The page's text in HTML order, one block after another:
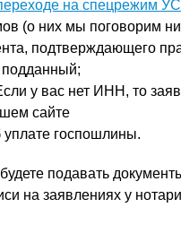
на спецрежим
(о них мы поговорим
подтверждающего
у вас нет ИНН, то
сайте
уплате госпошлины.
подавать
на заявлениях у